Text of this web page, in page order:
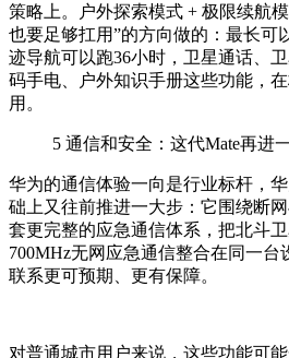
策略上 。
户外探索模式 + 极限续航
也要足够扛用”的方向做的：最长可
迹导航可以跑36小时，卫星通话、
码手电、户外知识手册这些功能，
用。
5 通信和安全：这代Mate再进
华为的通信体验一向是行业标杆，
础上又往前推进一大步：它围绕断
套更完整的应急通信体系，把北斗
700MHz无网应急通信整合在同一台
联系更可预期、更有保障。
对普通城市用户来说，这些功能可